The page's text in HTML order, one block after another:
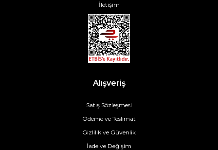
İletişim
Alışveriş
Satış Sözleşmesi
Ödeme ve Teslimat
Gizlilik ve Güvenlik
İade ve Değişim